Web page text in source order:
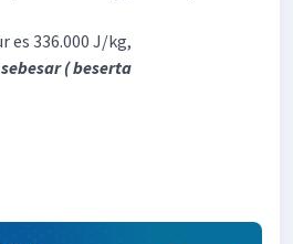
es 336.000 J/kg,
( beserta